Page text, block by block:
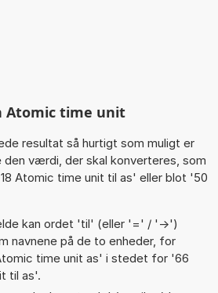
Atomic time unit
resultat så hurtigt som muligt er
værdi, der skal konverteres, som
Atomic time unit til as' eller blot '50
kan ordet 'til' (eller '=' / '->')
navnene på de to enheder, for
time unit as' i stedet for '66
til as'.